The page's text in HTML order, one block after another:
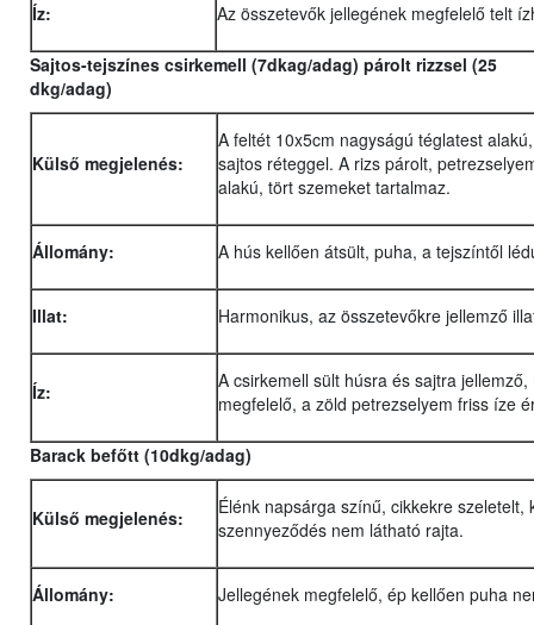
Íz: Az összetevők jellegének megfelelő telt
Sajtos-tejszínes csirkemell (7dkag/adag) párolt rizzsel (25
dkg/adag)
Külső megjelenés:
A feltét 10x5cm nagyságú téglatest
sajtos réteggel. A rizs párolt,
alakú, tört szemeket tartalmaz.
Állomány: A hús kellően átsült, puha, a tejszíntől
Illat: Harmonikus, az összetevőkre jellemző
Íz:
A csirkemell sült húsra és sajtra
megfelelő, a zöld petrezselyem friss íze
Barack befőtt (10dkg/adag)
Külső megjelenés:
Élénk napsárga színű, cikkekre
szennyeződés nem látható rajta.
Állomány: Jellegének megfelelő, ép kellően puha